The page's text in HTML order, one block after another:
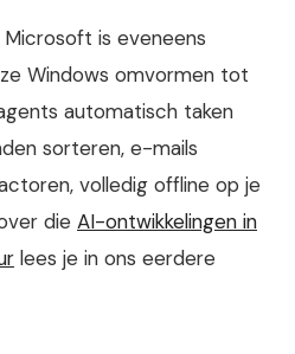
is eveneens
Windows omvormen tot
automatisch taken
sorteren, e-mails
volledig offline op je
die AI-ontwikkelingen in
lees je in ons eerdere